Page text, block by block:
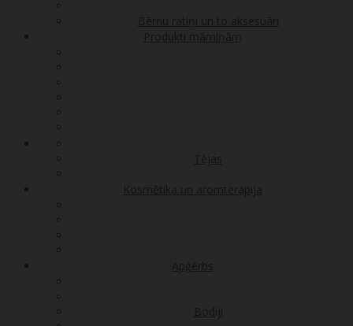
Bērnu ratiņi un to aksesuāri
Produkti māmiņām
Tējas
Kosmētika un aromterapija
Apģērbs
Bodiji